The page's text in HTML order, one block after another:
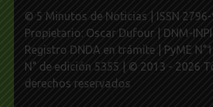
© 5 Minutos de Noticias | ISSN
Propietario: Oscar Dufour | DNM-INPI
Registro DNDA en trámite | PyME
N° de edición 5355 | © 2013 - 2026
derechos reservados